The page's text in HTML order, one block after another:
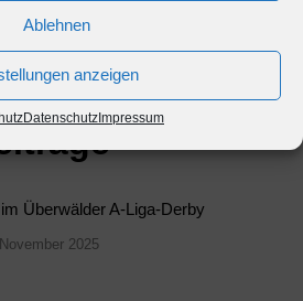
Ablehnen
anzeigen
DatenschutzImpressum
Nächster
Beitrag:
gebadet
Überwälder A-Liga-Derby
2025